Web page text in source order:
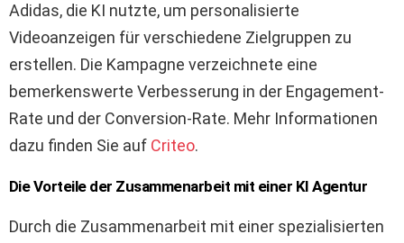
Adidas, die KI nutzte, um personalisierte
Videoanzeigen für verschiedene Zielgruppen zu
erstellen. Die Kampagne verzeichnete eine
bemerkenswerte Verbesserung in der Engagement-
Rate und der Conversion-Rate. Mehr Informationen
dazu finden Sie auf Criteo.
Die Vorteile der Zusammenarbeit mit einer KI Agentur
Durch die Zusammenarbeit mit einer spezialisierten